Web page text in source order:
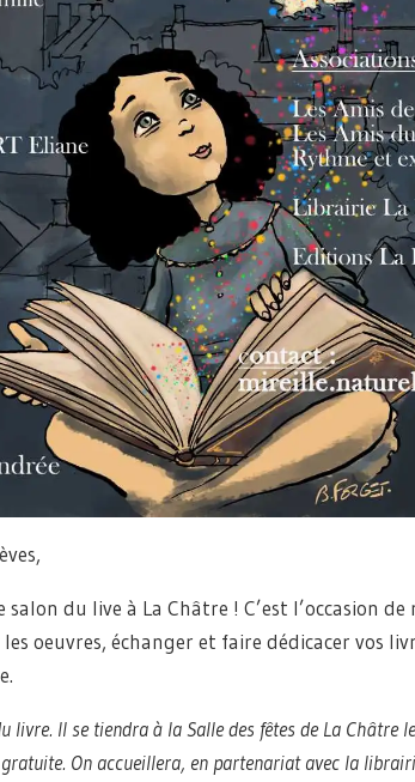
du live à La Châtre ! C’est l’occasion
oeuvres, échanger et faire dédicacer vos
livre. Il se tiendra à la Salle des fêtes de La Châtre
On accueillera, en partenariat avec la